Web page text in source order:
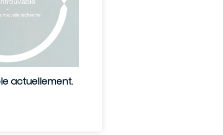
actuellement.